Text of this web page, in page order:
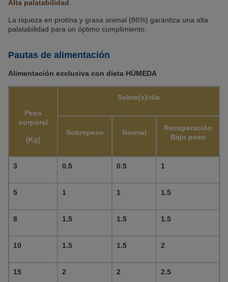
Alta palatabilidad
La riqueza en protína y grasa animal (86%) garantiza una alta
palatabilidad para un óptimo cumplimiento.
Pautas de alimentación
Alimentación exclusiva con dieta HÚMEDA
Peso
corporal
(Kg)
Sobre(s)/día
Sobrepeso Normal
Recuperación
Bajo peso
3 0.5 0.5 1
5 1 1 1.5
8 1.5 1.5 1.5
10 1.5 1.5 2
15 2 2 2.5